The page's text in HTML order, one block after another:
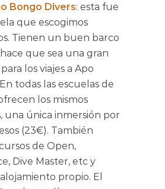
Bongo Divers: esta fue
que escogimos
Tienen un buen barco
que sea una gran
los viajes a Apo
todas las escuelas de
los mismos
una única inmersión por
(23€). También
de Open,
Dive Master, etc y
propio. El